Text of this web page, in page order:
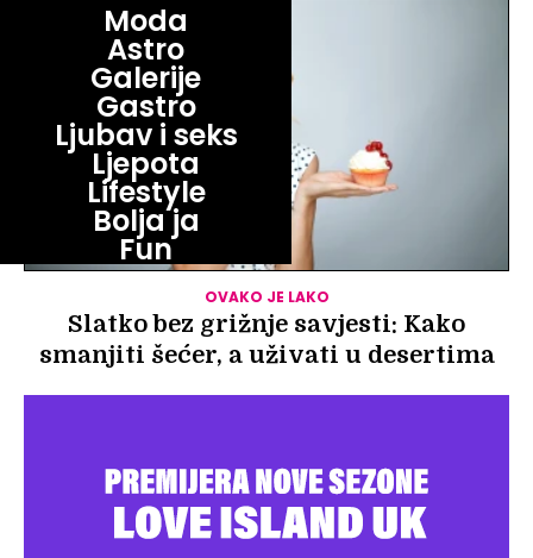
Moda
Astro
Galerije
Gastro
Ljubav i seks
Ljepota
Lifestyle
Bolja ja
Fun
OVAKO JE LAKO
Slatko bez grižnje savjesti: Kako
smanjiti šećer, a uživati u desertima